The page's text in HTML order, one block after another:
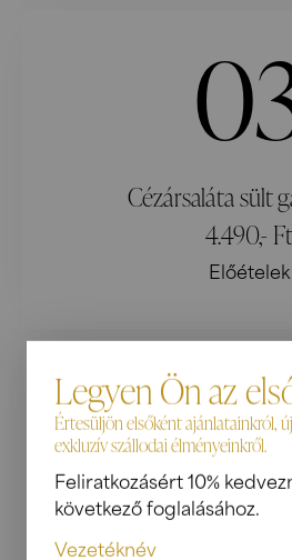
Cézársaláta sült
4.490,- Ft
Előételek
Cézársaláta
Legyen Ön az
Értesüljön elsőként ajánlatainkról,
exkluzív szállodai élményeinkről.
Feliratkozásért 10%
következő foglalásához.